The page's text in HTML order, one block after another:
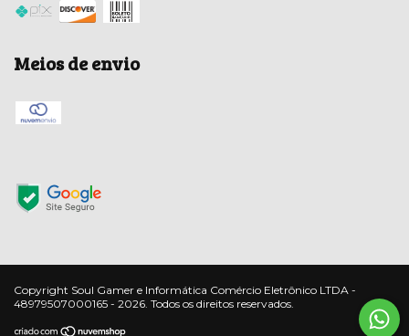
Meios de envio
Copyright Soul Gamer e Informática Comércio Eletrônico LTDA -
48979507000165 - 2026. Todos os direitos reservados.